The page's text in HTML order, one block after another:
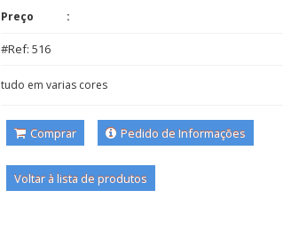
Preço
#Ref: 516
tudo em varias cores
Comprar Pedido de Informações
Voltar à lista de produtos